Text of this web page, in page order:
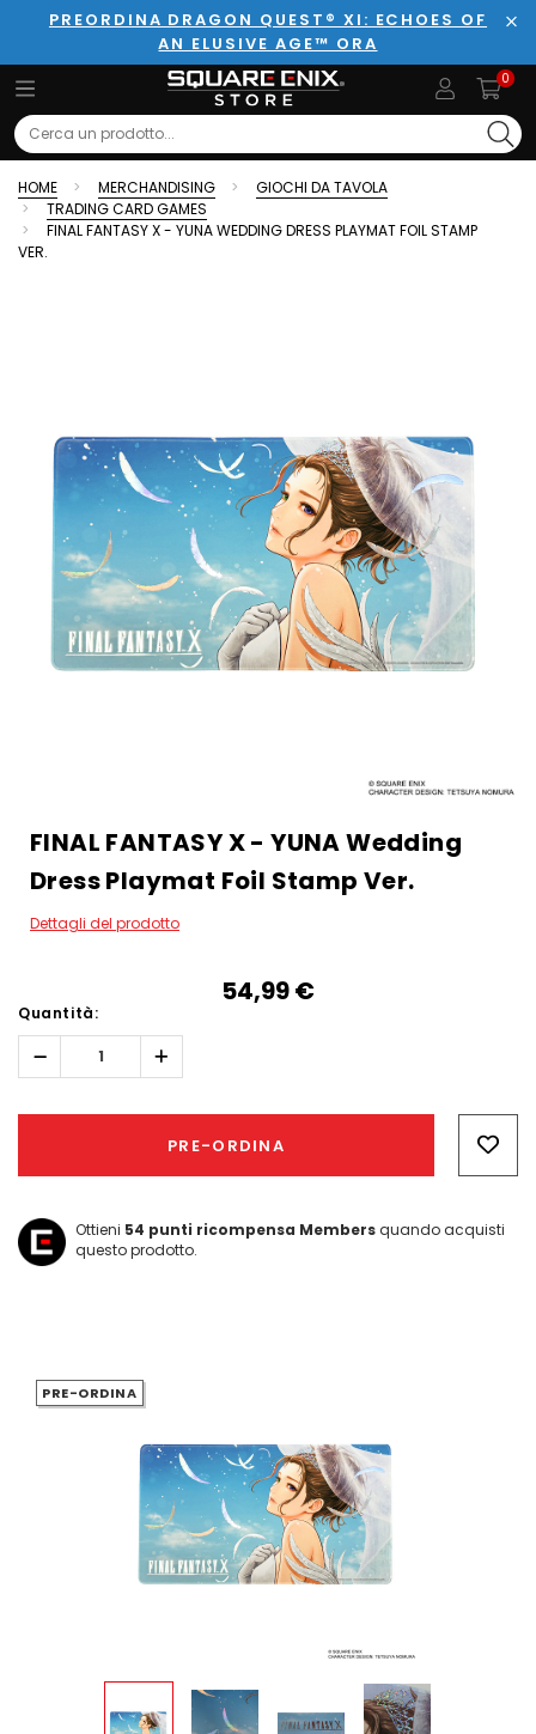
PREORDINA DRAGON QUEST® XI: ECHOES OF
AN ELUSIVE AGE™ ORA
0
Search
HOME MERCHANDISING
GIOCHI DA TAVOLA
TRADING CARD GAMES
FINAL FANTASY X - YUNA WEDDING DRESS PLAYMAT FOIL STAMP
VER.
FINAL FANTASY X - YUNA Wedding
Dress Playmat Foil Stamp Ver.
Dettagli del prodotto
54,99‎ ‎€
Quantità:
Diminuisci
quantità:
Aumenta
quantità:
PRE-ORDINA
Ottieni 54 punti ricompensa Membersquando acquisti
questo prodotto.
PRE-ORDINA